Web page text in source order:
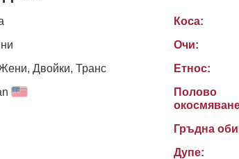
Двойки, Транс
Коса:
Очи:
Етнос:
Полово
Гръдна
Дупе: